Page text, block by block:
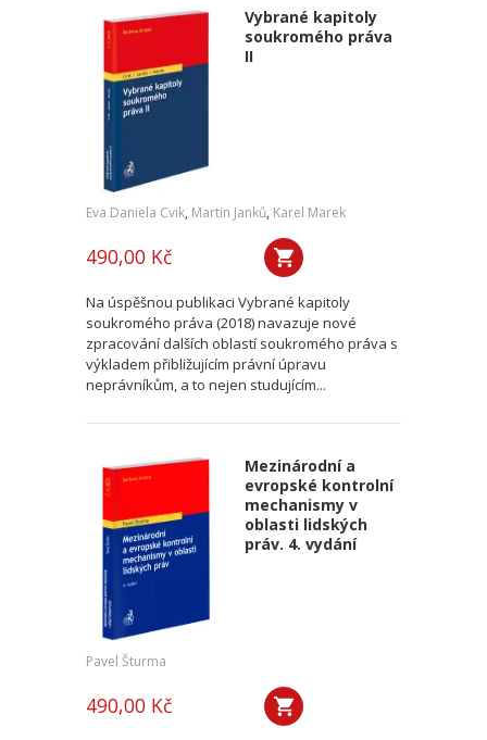
Vybrané kapitoly
soukromého práva
II
Eva Daniela Cvik, Martin Janků, Karel Marek
490,00 Kč
Na úspěšnou publikaci Vybrané kapitoly
soukromého práva (2018) navazuje nové
zpracování dalších oblastí soukromého práva s
výkladem přibližujícím právní úpravu
neprávníkům, a to nejen studujícím...
Mezinárodní a
evropské kontrolní
mechanismy v
oblasti lidských
práv. 4. vydání
Pavel Šturma
490,00 Kč